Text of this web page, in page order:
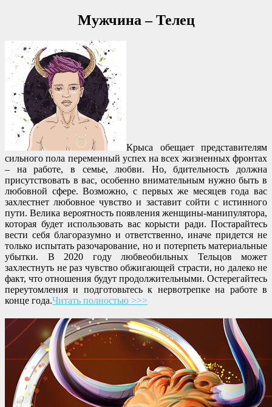
Мужчина – Телец
Крыса обещает представителям
сильного пола переменный успех на всех жизненных фронтах
– на работе, в семье, любви. Но, бдительность должна
присутствовать в вас, особенно внимательным нужно быть в
любовной сфере. Возможно, с первых же месяцев года вас
захлестнет любовное чувство и заставит сойти с истинного
пути. Велика вероятность появления женщины-манипулятора,
которая будет использовать вас корысти ради. Постарайтесь
вести себя благоразумно и ответственно, иначе придется не
только испытать разочарование, но и потерпеть материальные
убытки. В 2020 году любвеобильных Тельцов может
захлестнуть не раз чувство обжигающей страсти, но далеко не
факт, что отношения будут продолжительными. Остерегайтесь
переутомления и подготовьтесь к нервотрепке на работе в
конце года.Читать полностью >>>